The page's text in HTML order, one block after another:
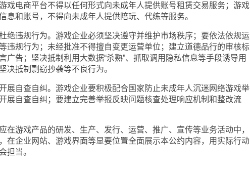
戏电商平台不得以任何形式向未成年人提供账号租赁交易服务；游戏
息和账号，不得向未成年人提供陪玩、代练等服务。
违规行为。游戏企业必须坚决遵守并维护市场秩序；要依法依规运
违规行为；未经批准不得擅自变更运营单位；建立道德品行的审核标
广告；坚决抵制利用大数据“杀熟”、抓取调用隐私信息等手段诱导用
决抵制剽窃抄袭等不良行为。
自查自纠。游戏企业要积极配合国家防止未成年人沉迷网络游戏举
展自查自纠；要建立完善举报反映问题核查处理响应机制和整改流
游戏产品的研发、生产、发行、运营、推广、宣传等业务活动中，
在企业网站、游戏界面等显要位置全面展示本公约内容，用实际行动
担当。